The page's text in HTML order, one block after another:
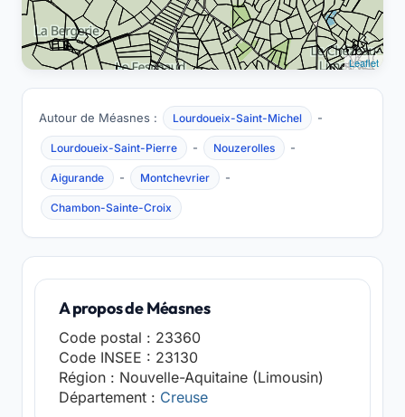
Leaflet
Autour de Méasnes : Lourdoueix-Saint-Michel -
Lourdoueix-Saint-Pierre - Nouzerolles -
Aigurande - Montchevrier -
Chambon-Sainte-Croix
A propos de Méasnes
Code postal : 23360
Code INSEE : 23130
Région : Nouvelle-Aquitaine (Limousin)
Département : Creuse